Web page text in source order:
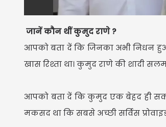
जानें कौन थीं कुमुद राणे ?
आपको बता दें कि जिनका अभी निधन
खास रिश्ता था। कुमुद राणे की शादी
आपको बता दें कि कुमुद एक बेहद ही
मकसद था कि सबसे अच्छी सर्विस